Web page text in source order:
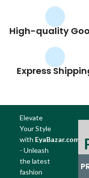
High-quality
Express
Elevate
Your Style
with EyaBazar.com
- Unleash
the latest
fashion